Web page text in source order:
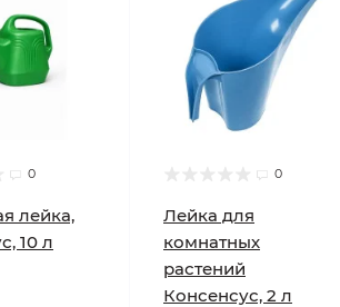
0
лейка,
10 л
0
Лейка для
комнатных
растений
Консенсус, 2 л